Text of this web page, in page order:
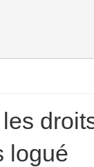
logué